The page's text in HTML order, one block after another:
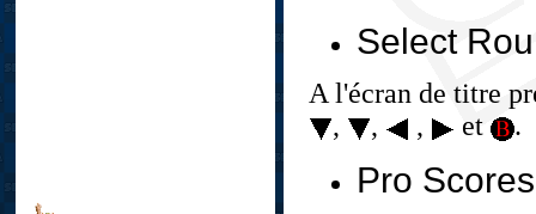
Select
A l'écran de titre
,
, , et .
Pro Scores